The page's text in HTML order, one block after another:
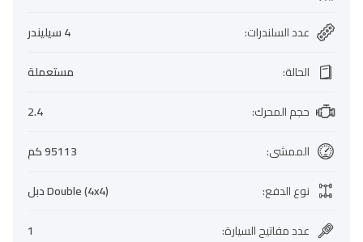
عدد السلندرات:
4 سيليندر
الحالة:
مستعملة
حجم المحرك:
2.4
الممشى:
95113 كم
نوع الدفع:
Double (4x4) دبل
عدد مفاتيح السيارة:
1